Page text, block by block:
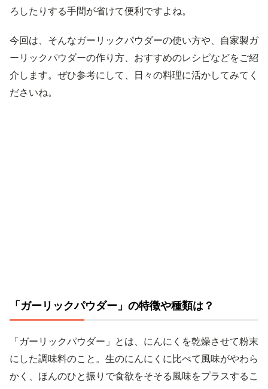
ろしたりする手間が省けて便利ですよね。
今回は、そんなガーリックパウダーの使い方や、自家製ガ
ーリックパウダーの作り方、おすすめのレシピなどをご紹
介します。ぜひ参考にして、日々の料理に活かしてみてく
ださいね。
「ガーリックパウダー」の特徴や種類は？
「ガーリックパウダー」とは、にんにくを乾燥させて粉末
にした調味料のこと。生のにんにくに比べて風味がやわら
かく、ほんのひと振りで食欲をそそる風味をプラスするこ